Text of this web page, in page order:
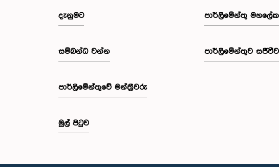
දැනුමට
සම්බන්ධ වන්න
පාර්ලි‌මේන්තුවේ මන්ත්‍රීවරු
මුල් පිටුව
පාර්ලිමේන්තු
පාර්ලිමේන්තුව සජීවීව